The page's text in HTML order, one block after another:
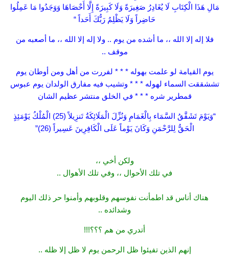
مَالِ هَذَا الْكِتَابِ لَا يُغَادِرُ صَغِيرَةً وَلَا كَبِيرَةً إِلَّا أَحْصَاهَا وَوَجَدُوا مَا عَمِلُوا
حَاضِراً وَلَا يَظْلِمُ رَبُّكَ أَحَداً “
فلا إله إلا الله ،، ما أشده من يوم .. ولا إله إلا الله ،، ما أصعبه من
موقف ..
يوم القيامة لو علمت بهوله * * * لفررت من أهل ومن أوطان يوم
تششققت السماء لهوله * * * وتشيب فيه مفارق الولدان يوم عبوس
قمطرير شره * * * في الخلق منتشر عظيم الشان
“وَيَوْمَ تَشَقَّقُ السَّمَاء بِالْغَمَامِ وَنُزِّلَ الْمَلَائِكَةُ تَنزِيلاً (25) الْمُلْكُ يَوْمَئِذٍ
الْحَقُّ لِلرَّحْمَنِ وَكَانَ يَوْماً عَلَى الْكَافِرِينَ عَسِيراً (26)”
ولكن أخي ،،
في تلك الأحوال ،، وفي تلك الأهوال ..
هناك أناس قد اطمأنت نفوسهم وقلوبهم وأمنوا حر ذلك اليوم
وشدائده ..
أتدري من هم ؟؟؟!!!
إنهم الذين تفيئوا ظل الرحمن يوم لا ظل إلا ظله ..